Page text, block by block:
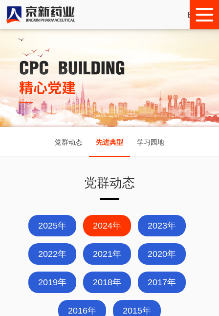
English
党群动态 先进典型 学习园地
党群动态
2025年 2024年 2023年
2022年 2021年 2020年
2019年 2018年 2017年
2016年 2015年